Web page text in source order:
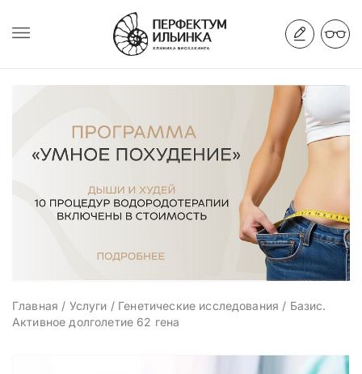
Главная / Услуги / Генетические исследования / Базис.
Активное долголетие 62 гена